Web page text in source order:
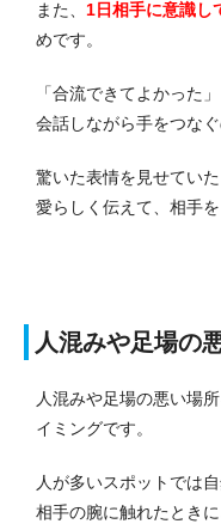
また、 1日相手に意識し
めです。
「合流できてよかった
会話しながら手をつなぐ
驚いた表情を見せてい
愛らしく伝えて、相手
人混みや足場の
人混みや足場の悪い場
イミングです。
人が多いスポットでは
相手の腕に触れたとき